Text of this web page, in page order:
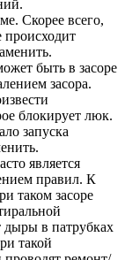
Скорее всего,
происходит
быть в засоре
засора.
блокирует люк.
запуска
является
правил. К
таком засоре
в патрубках
такой